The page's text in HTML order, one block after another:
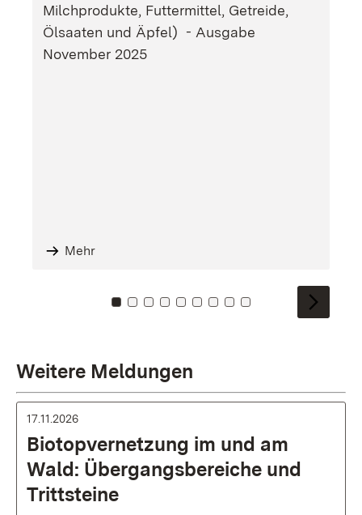
Milchprodukte, Futtermittel, Getreide,
Ölsaaten und Äpfel) - Ausgabe
November 2025
Mehr
Zu Kachel: 0
Zu Kachel: 1
Zu Kachel: 2
Zu Kachel: 3
Zu Kachel: 4
Zu Kachel: 5
Zu Kachel: 6
Zu Kachel: 7
Zu Kachel: 8
Weitere Meldungen
17.11.2026
Biotopvernetzung im und am
Wald: Übergangsbereiche und
Trittsteine